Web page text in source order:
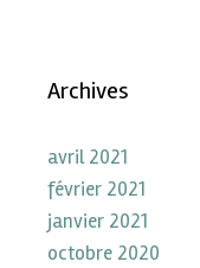
Archives
avril 2021
février 2021
janvier 2021
octobre 2020